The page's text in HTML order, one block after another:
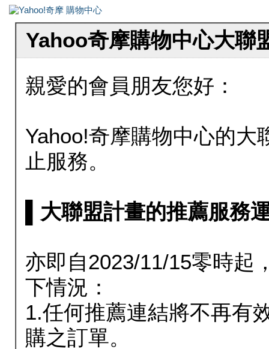
Yahoo奇摩購物中心大聯
親愛的會員朋友您好：
Yahoo!奇摩購物中心的大
止服務。
▌大聯盟計畫的推薦服務
亦即自2023/11/15零時起
下情況：
1.任何推薦連結將不再有
購之訂單。